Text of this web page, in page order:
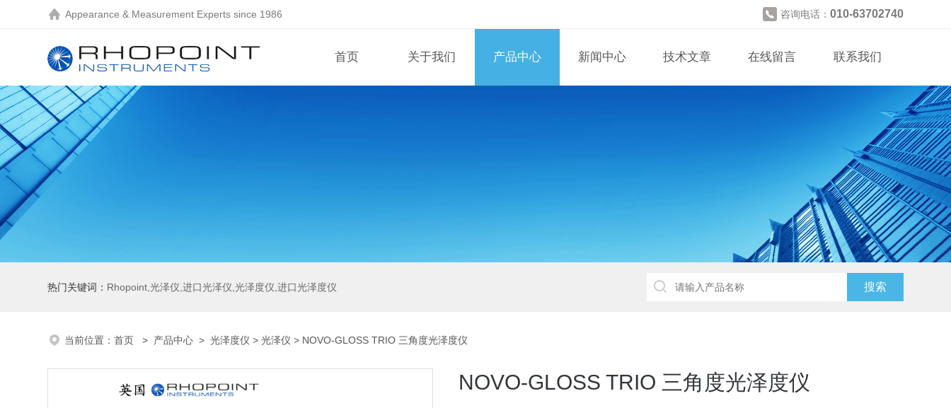
Appearance & Measurement Experts since 1986 咨询电话： 010-63702740
首页 关于我们 产品中心 新闻中心 技术文章 在线留言 联系我们
热门关键词： Rhopoint,光泽仪,进口光泽仪,光泽度仪,进口光泽度仪
当前位置：首页 > 产品中心 >光泽度仪 >光泽仪 > NOVO-GLOSS TRIO 三角度光泽度仪
NOVO-GLOSS TRIO 三角度光泽度仪